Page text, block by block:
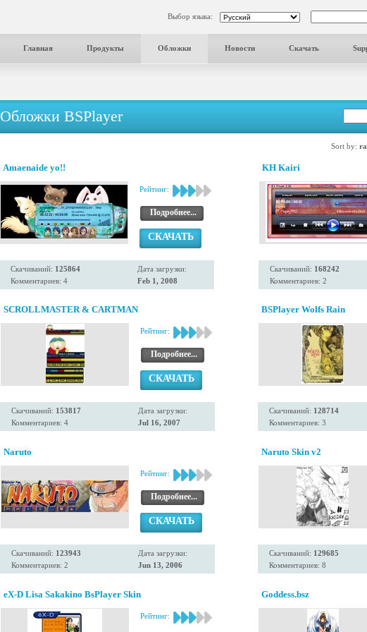
Выбор языка:
Главная Продукты Обложки Новости Скачать
Обложки BSPlayer
Sort by:
Amaenaide yo!!
Рейтинг:
Подробнее...
СКАЧАТЬ
Скачиваний: 125864
Комментариев: 4
Дата загрузки:
Feb 1, 2008
KH Kairi
Скачиваний: 168242
Комментариев: 2
SCROLLMASTER & CARTMAN
Рейтинг:
Подробнее...
СКАЧАТЬ
Скачиваний: 153817
Комментариев: 4
Дата загрузки:
Jul 16, 2007
BSPlayer Wolfs Rain
Скачиваний: 128714
Комментариев: 3
Naruto
Рейтинг:
Подробнее...
СКАЧАТЬ
Скачиваний: 123943
Комментариев: 2
Дата загрузки:
Jun 13, 2006
Naruto Skin v2
Скачиваний: 129685
Комментариев: 8
eX-D Lisa Sakakino BsPlayer Skin
Рейтинг:
Goddess.bsz